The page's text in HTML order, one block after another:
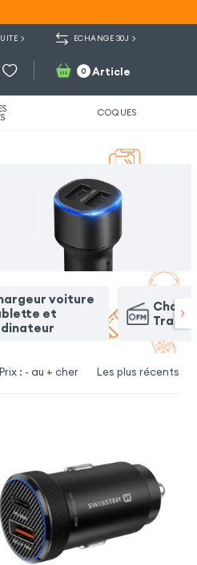
ECHANGE 30J
0 Article
COQUES
voiture
et
Prix : - au + cher Les plus récents